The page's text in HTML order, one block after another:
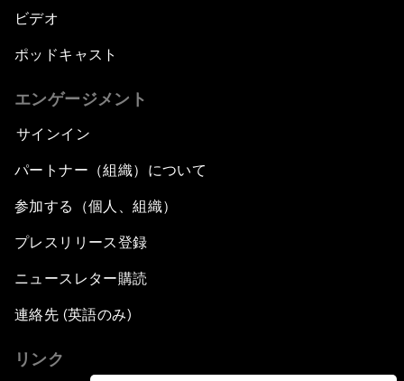
ビデオ
ポッドキャスト
エンゲージメント
サインイン
パートナー（組織）について
参加する（個人、組織）
プレスリリース登録
ニュースレター購読
連絡先 (英語のみ)
リンク